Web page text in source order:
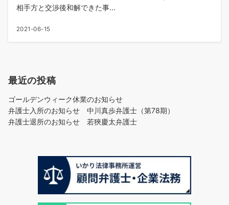
相手方と交渉後和解できた事...
2021-06-15
最近の投稿
ゴールデンウィーク休業のお知らせ
弁護士入所のお知らせ 中川真歩弁護士（第78期）
弁護士退所のお知らせ 若狹慶太弁護士